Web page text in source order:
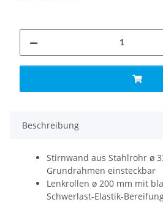
Beschreibung
Stirnwand aus Stahlrohr ø
Grundrahmen einsteckbar
Lenkrollen ø 200 mm mit
Schwerlast-Elastik-